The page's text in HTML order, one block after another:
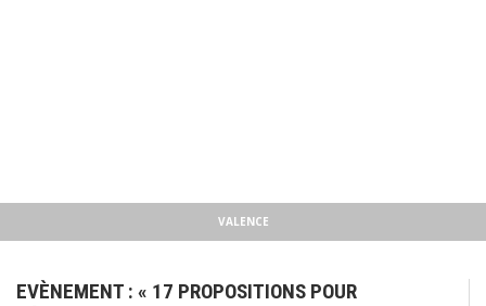
VALENCE
EVÈNEMENT : « 17 PROPOSITIONS POUR